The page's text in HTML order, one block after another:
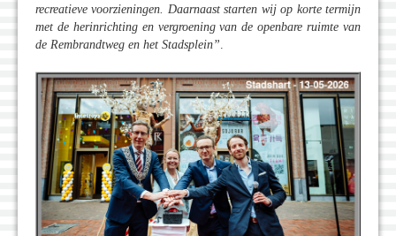
recreatieve voorzieningen. Daarnaast starten wij op korte termijn
met de herinrichting en vergroening van de openbare ruimte van
de Rembrandtweg en het Stadsplein”.